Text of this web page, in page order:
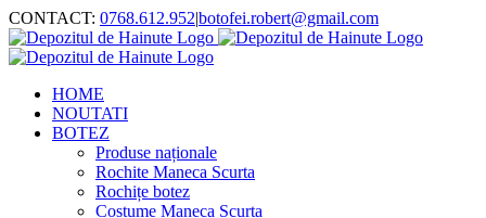
Skip
to
content
CONTACT: 0768.612.952|botofei.robert@gmail.com
HOME
NOUTATI
BOTEZ
Produse naționale
Rochite Maneca Scurta
Rochițe botez
Costume Maneca Scurta